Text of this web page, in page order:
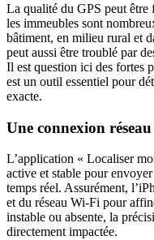
La qualité du GPS peut être
les immeubles sont
bâtiment, en milieu rural et
peut aussi être troublé par
Il est question ici des fortes
est un outil essentiel pour
exacte.
Une connexion
L’application « Localiser
active et stable pour
temps réel. Assurément,
et du réseau Wi-Fi pour
instable ou absente, la
directement impactée.